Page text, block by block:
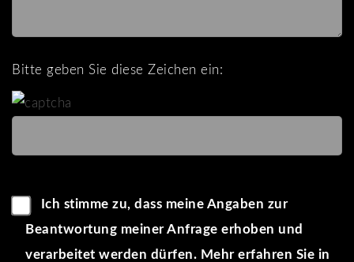
Bitte geben Sie diese Zeichen ein:
Ich stimme zu, dass meine Angaben zur
Beantwortung meiner Anfrage erhoben und
verarbeitet werden dürfen. Mehr erfahren Sie in